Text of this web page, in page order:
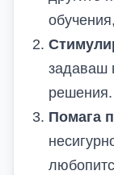
задаваш
решения.
Помага